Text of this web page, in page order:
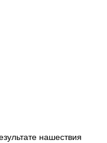
нашествия